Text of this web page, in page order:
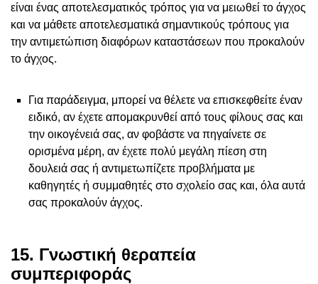
είναι ένας αποτελεσματικός τρόπος για να μειωθεί το άγχος
και να μάθετε αποτελεσματικά σημαντικούς τρόπους για
την αντιμετώπιση διαφόρων καταστάσεων που προκαλούν
το άγχος.
Για παράδειγμα, μπορεί να θέλετε να επισκεφθείτε έναν
ειδικό, αν έχετε απομακρυνθεί από τους φίλους σας και
την οικογένειά σας, αν φοβάστε να πηγαίνετε σε
ορισμένα μέρη, αν έχετε πολύ μεγάλη πίεση στη
δουλειά σας ή αντιμετωπίζετε προβλήματα με
καθηγητές ή συμμαθητές στο σχολείο σας και, όλα αυτά
σας προκαλούν άγχος.
15. Γνωστική θεραπεία
συμπεριφοράς